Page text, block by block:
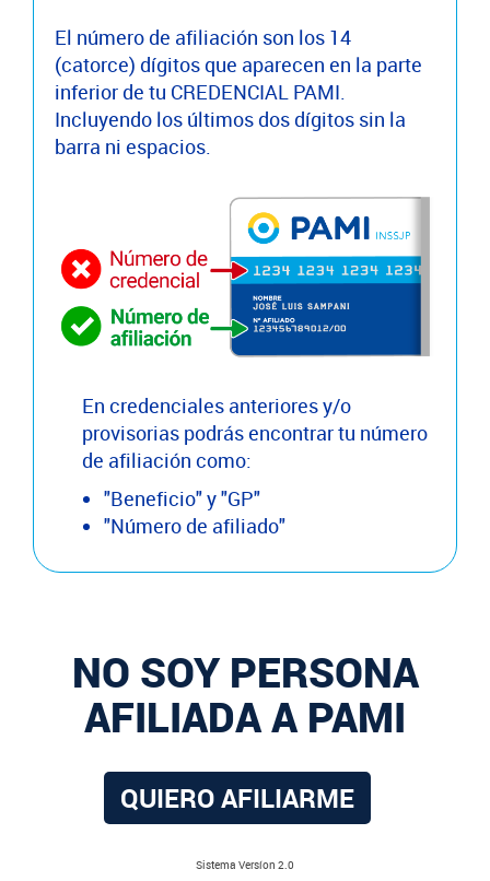
El número de afiliación son los 14
(catorce) dígitos que aparecen en la parte
inferior de tu CREDENCIAL PAMI.
Incluyendo los últimos dos dígitos sin la
barra ni espacios.
En credenciales anteriores y/o
provisorias podrás encontrar tu número
de afiliación como:
"Beneficio" y "GP"
"Número de afiliado"
NO SOY PERSONA
AFILIADA A PAMI
QUIERO AFILIARME
Sistema Versíon 2.0